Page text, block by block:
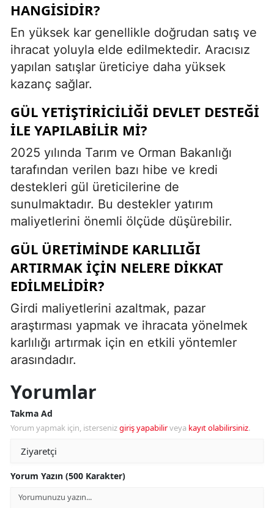
HANGISIDIR?
En yüksek kar genellikle doğrudan satış ve
ihracat yoluyla elde edilmektedir. Aracısız
yapılan satışlar üreticiye daha yüksek
kazanç sağlar.
GÜL YETIŞTIRICILIĞI DEVLET DESTEĞI
ILE YAPILABILIR MI?
2025 yılında Tarım ve Orman Bakanlığı
tarafından verilen bazı hibe ve kredi
destekleri gül üreticilerine de
sunulmaktadır. Bu destekler yatırım
maliyetlerini önemli ölçüde düşürebilir.
GÜL ÜRETIMINDE KARLILIĞI
ARTIRMAK IÇIN NELERE DIKKAT
EDILMELIDIR?
Girdi maliyetlerini azaltmak, pazar
araştırması yapmak ve ihracata yönelmek
karlılığı artırmak için en etkili yöntemler
arasındadır.
Yorumlar
Takma Ad
Yorum yapmak için, istersenizgiriş yapabilirveya kayıt olabilirsiniz.
Yorum Yazın (500 Karakter)